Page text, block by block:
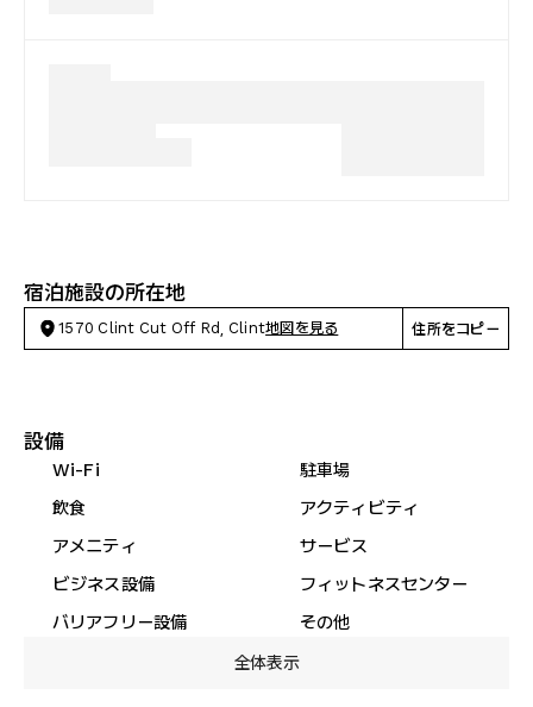
宿泊施設の所在地
1570 Clint Cut Off Rd, Clint地図を見る 住所をコピー
設備
Wi-Fi
駐車場
飲食
アクティビティ
アメニティ
サービス
ビジネス設備
フィットネスセンター
バリアフリー設備
その他
全体表示